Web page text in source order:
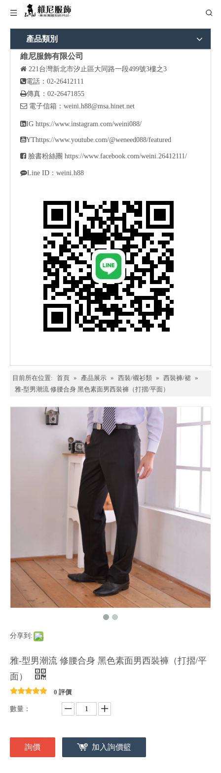
產品類別
維尼服飾有限公司
 221台灣新北市汐止區大同路一段499號3樓之3
電話：02-26412111
傳真：02-26471855
 電子信箱： weini.h88@msa.hinet.net
IG https://www.instagram.com/weini088/
YThttps://www.youtube.com/@weneed088/featured
 臉書粉絲團 https://www.facebook.com/weini.26412111/
Line ID：weini.h88
目前所在位置: 首頁 » 產品展示 » 西裝/襯衫類 » 西裝褲/裙 »
雅-型男潮流 修腰合身 黑色素面男西裝褲（打摺/平面）
分享到:
雅-型男潮流 修腰合身 黑色素面男西裝褲（打摺/平
面）
0 評價
數量：
詢價 加入詢價籃